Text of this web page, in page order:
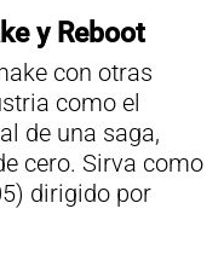
y Reboot
con otras
como el
de una saga,
cero. Sirva como
dirigido por